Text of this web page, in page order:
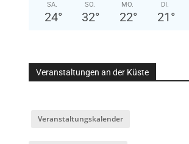
SA.
24°
SO.
32°
MO.
22°
DI.
21 °
Veranstaltungen an der Küste
Veranstaltungskalender